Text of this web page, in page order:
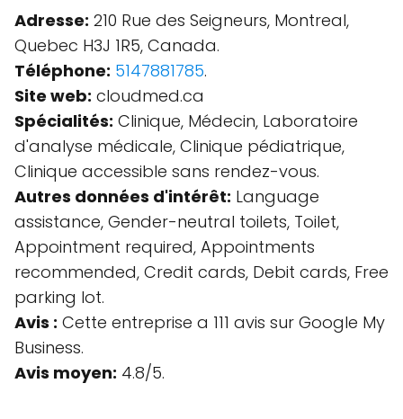
Adresse: 210 Rue des Seigneurs, Montreal,
Quebec H3J 1R5, Canada.
Téléphone: 5147881785.
Site web: cloudmed.ca
Spécialités: Clinique, Médecin, Laboratoire
d'analyse médicale, Clinique pédiatrique,
Clinique accessible sans rendez-vous.
Autres données d'intérêt: Language
assistance, Gender-neutral toilets, Toilet,
Appointment required, Appointments
recommended, Credit cards, Debit cards, Free
parking lot.
Avis : Cette entreprise a 111 avis sur Google My
Business.
Avis moyen: 4.8/5.